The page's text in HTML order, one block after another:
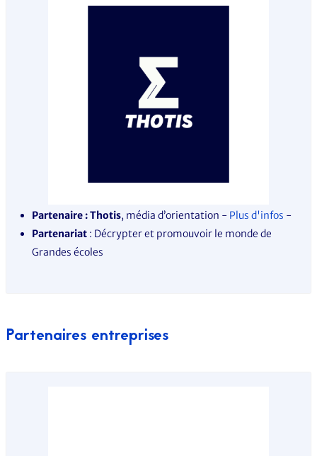
Partenaire : Thotis, média d’orientation - Plus d'infos -
Partenariat : Décrypter et promouvoir le monde de
Grandes écoles
Partenaires entreprises